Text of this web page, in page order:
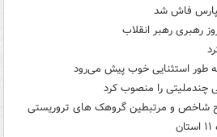
طور استثنایی خوب پیش می‌رود
چندملیتی را منصوب کرد